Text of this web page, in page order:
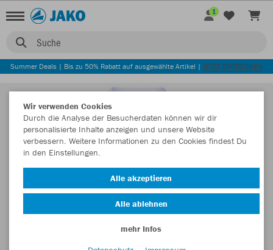
Suche
1
Summer Deals | Bis zu 50% Rabatt auf ausgewählte Artikel | JETZT ENTDECKEN
Wir verwenden Cookies
Durch die Analyse der Besucherdaten können wir dir
personalisierte Inhalte anzeigen und unsere Website
verbessern. Weitere Informationen zu den Cookies findest Du
in den Einstellungen.
Alle akzeptieren
Alle ablehnen
mehr Infos